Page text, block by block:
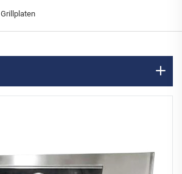
Grillplaten